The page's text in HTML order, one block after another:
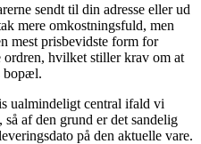
sendt til din adresse eller ud
mere omkostningsfuld, men
mest prisbevidste form for
hvilket stiller krav om at
bopæl.
ualmindeligt central ifald vi
af den grund er det sandelig
på den aktuelle vare.